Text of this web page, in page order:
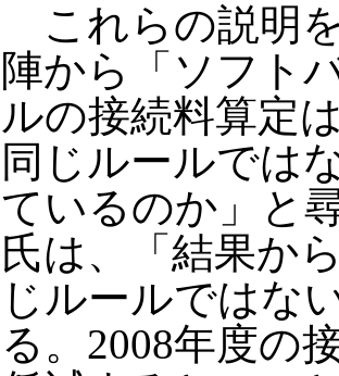
これらの説明
陣から「ソフト
ルの接続料算定
同じルールでは
ているのか」と
氏は、「結果か
じルールではな
る。2008年度の